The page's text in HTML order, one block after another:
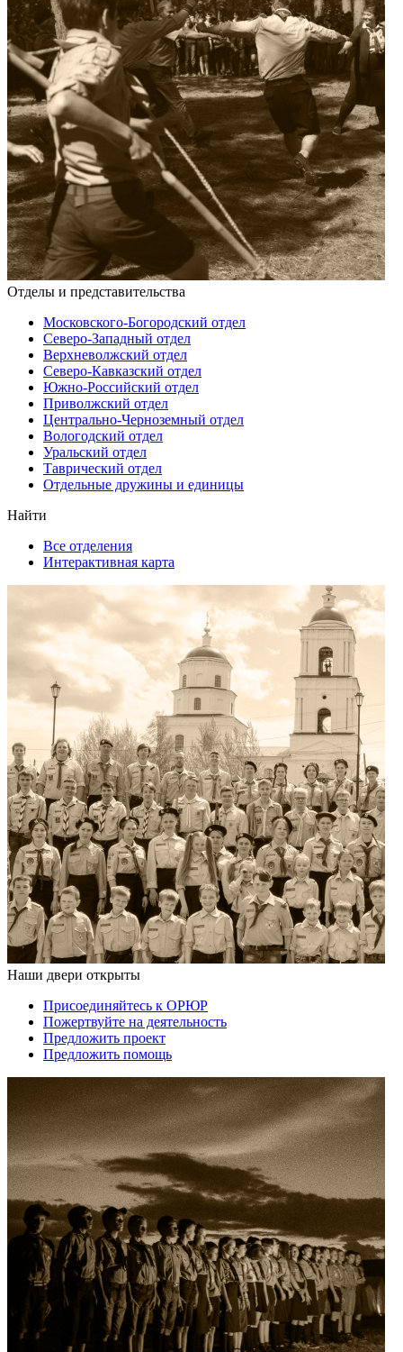
Отделы и представительства
Московского-Богородский отдел
Северо-Западный отдел
Верхневолжский отдел
Северо-Кавказский отдел
Южно-Российский отдел
Приволжский отдел
Центрально-Черноземный отдел
Вологодский отдел
Уральский отдел
Таврический отдел
Отдельные дружины и единицы
Найти
Все отделения
Интерактивная карта
Наши двери открыты
Присоединяйтесь к ОРЮР
Пожертвуйте на деятельность
Предложить проект
Предложить помощь